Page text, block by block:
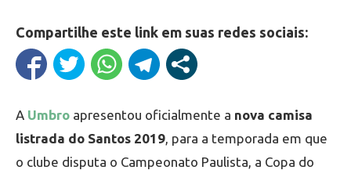
Compartilhe este link em suas redes sociais:
A Umbro apresentou oficialmente a nova camisa
listrada do Santos 2019, para a temporada em que
o clube disputa o Campeonato Paulista, a Copa do